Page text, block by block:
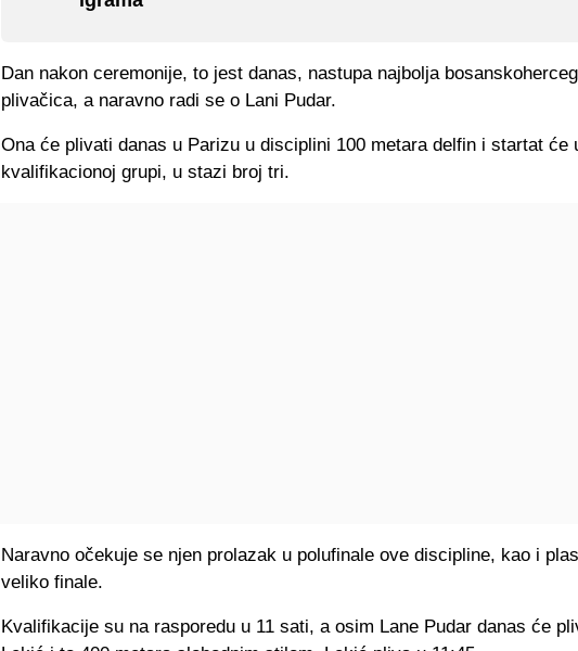
Dan nakon ceremonije, to jest danas, nastupa najbolja
plivačica, a naravno radi se o Lani Pudar.
Ona će plivati danas u Parizu u disciplini 100 metara delfin i startat će
kvalifikacionoj grupi, u stazi broj tri.
Naravno očekuje se njen prolazak u polufinale ove discipline, kao i
veliko finale.
Kvalifikacije su na rasporedu u 11 sati, a osim Lane Pudar danas će